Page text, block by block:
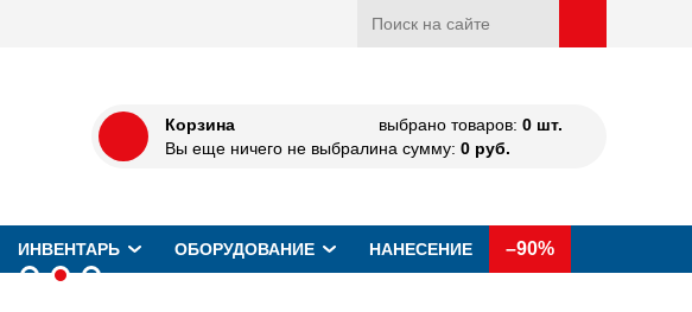
Корзина
Вы еще ничего не выбрали
выбрано товаров: 0 шт.
на сумму: 0 руб.
ИНВЕНТАРЬ ОБОРУДОВАНИЕ НАНЕСЕНИЕ –90%